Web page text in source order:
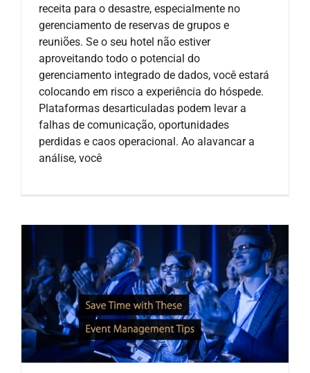
receita para o desastre, especialmente no
gerenciamento de reservas de grupos e
reuniões. Se o seu hotel não estiver
aproveitando todo o potencial do
gerenciamento integrado de dados, você estará
colocando em risco a experiência do hóspede.
Plataformas desarticuladas podem levar a
falhas de comunicação, oportunidades
perdidas e caos operacional. Ao alavancar a
análise, você